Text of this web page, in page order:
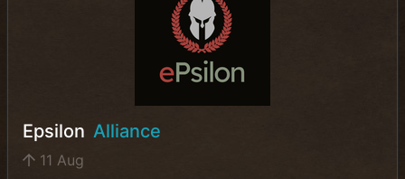
Epsilon Alliance
11 Aug